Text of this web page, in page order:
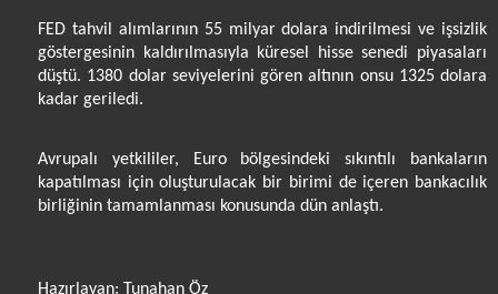
FED tahvil alımlarının 55 milyar dolara indirilmesi ve işsizlik
göstergesinin kaldırılmasıyla küresel hisse senedi piyasaları
düştü. 1380 dolar seviyelerini gören altının onsu 1325 dolara
kadar geriledi.
Avrupalı yetkililer, Euro bölgesindeki sıkıntılı bankaların
kapatılması için oluşturulacak bir birimi de içeren bankacılık
birliğinin tamamlanması konusunda dün anlaştı.
Hazırlayan: Tunahan Öz